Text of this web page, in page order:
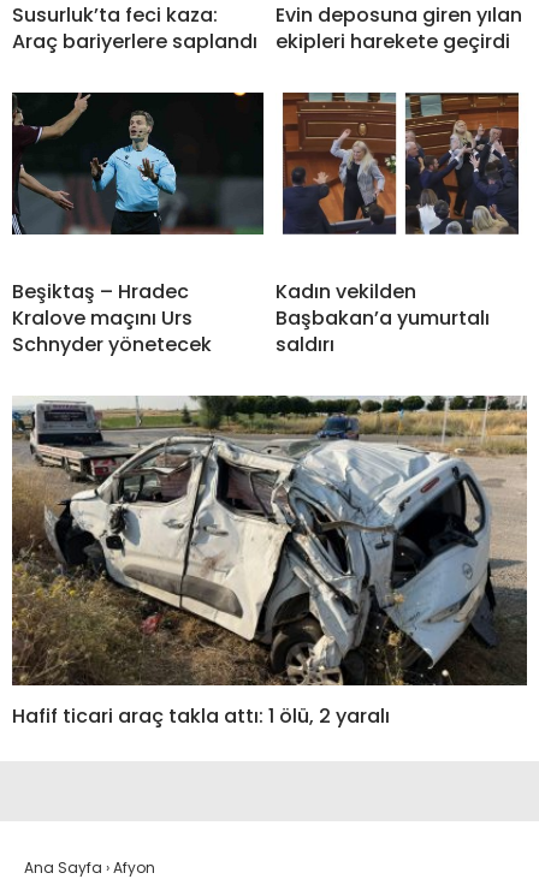
Susurluk’ta feci kaza:
Araç bariyerlere saplandı
Evin deposuna giren yılan
ekipleri harekete geçirdi
Beşiktaş – Hradec
Kralove maçını Urs
Schnyder yönetecek
Kadın vekilden
Başbakan’a yumurtalı
saldırı
Hafif ticari araç takla attı: 1 ölü, 2 yaralı
Ana Sayfa ›Afyon